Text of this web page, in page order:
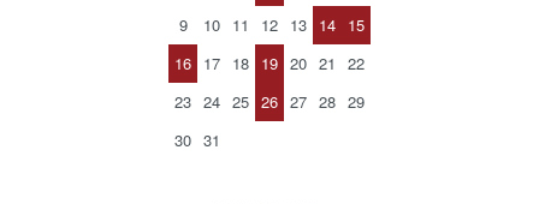
9
10 11 12 13 14 15
16 17 18 19 20 21
22
23 24 25 26 27 28 29
30 31